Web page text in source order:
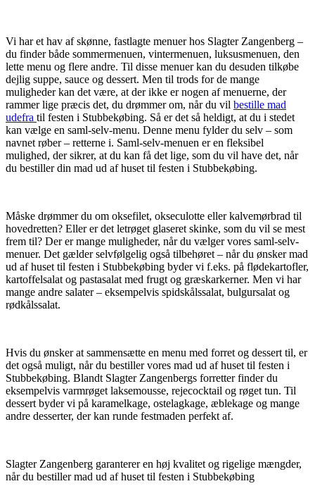
Vi har et hav af skønne, fastlagte menuer hos Slagter Zangenberg –
du finder både sommermenuen, vintermenuen, luksusmenuen, den
lette menu og flere andre. Til disse menuer kan du desuden tilkøbe
dejlig suppe, sauce og dessert. Men til trods for de mange
muligheder kan det være, at der ikke er nogen af menuerne, der
rammer lige præcis det, du drømmer om, når du vil bestille mad
udefra til festen i Stubbekøbing. Så er det så heldigt, at du i stedet
kan vælge en saml-selv-menu. Denne menu fylder du selv – som
navnet røber – retterne i. Saml-selv-menuen er en fleksibel
mulighed, der sikrer, at du kan få det lige, som du vil have det, når
du bestiller din mad ud af huset til festen i Stubbekøbing.
Måske drømmer du om oksefilet, okseculotte eller kalvemørbrad til
hovedretten? Eller er det letrøget glaseret skinke, som du vil se mest
frem til? Der er mange muligheder, når du vælger vores saml-selv-
menuer. Det gælder selvfølgelig også tilbehøret – når du ønsker mad
ud af huset til festen i Stubbekøbing byder vi f.eks. på flødekartofler,
kartoffelsalat og pastasalat med frugt og græskarkerner. Men vi har
mange andre salater – eksempelvis spidskålssalat, bulgursalat og
rødkålssalat.
Hvis du ønsker at sammensætte en menu med forret og dessert til, er
det også muligt, når du bestiller vores mad ud af huset til festen i
Stubbekøbing. Blandt Slagter Zangenbergs forretter finder du
eksempelvis varmrøget laksemousse, rejecocktail og røget tun. Til
dessert byder vi på karamelkage, ostelagkage, æblekage og mange
andre desserter, der kan runde festmaden perfekt af.
Slagter Zangenberg garanterer en høj kvalitet og rigelige mængder,
når du bestiller mad ud af huset til festen i Stubbekøbing